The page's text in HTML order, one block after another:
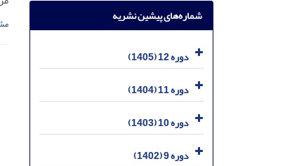
شماره‌های پیشین نشریه
دوره 12 (1405)
دوره 11 (1404)
دوره 10 (1403)
دوره 9 (1402)